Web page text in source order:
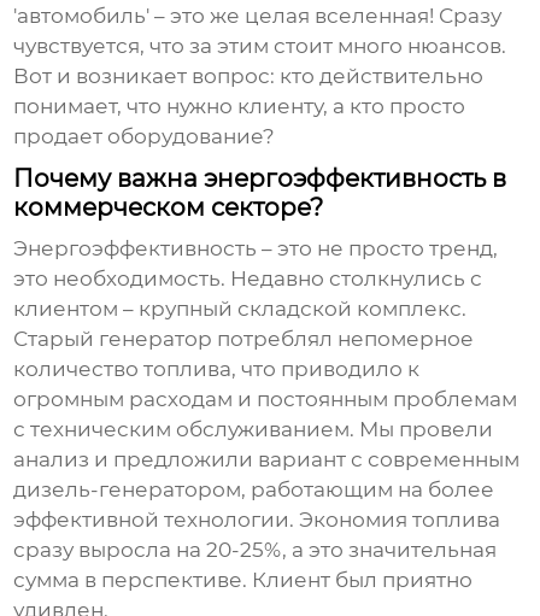
'автомобиль' – это же целая вселенная! Сразу
чувствуется, что за этим стоит много нюансов.
Вот и возникает вопрос: кто действительно
понимает, что нужно клиенту, а кто просто
продает оборудование?
Почему важна энергоэффективность в
коммерческом секторе?
Энергоэффективность – это не просто тренд,
это необходимость. Недавно столкнулись с
клиентом – крупный складской комплекс.
Старый генератор потреблял непомерное
количество топлива, что приводило к
огромным расходам и постоянным проблемам
с техническим обслуживанием. Мы провели
анализ и предложили вариант с современным
дизель-генератором, работающим на более
эффективной технологии. Экономия топлива
сразу выросла на 20-25%, а это значительная
сумма в перспективе. Клиент был приятно
удивлен.